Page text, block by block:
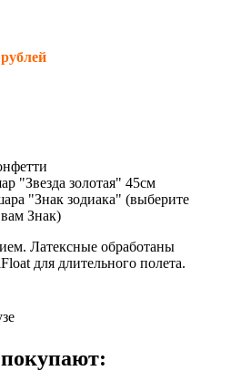
"Звезда золотая" 45см
"Знак зодиака" (выберите
Знак)
Латексные обработаны
для длительного полета.